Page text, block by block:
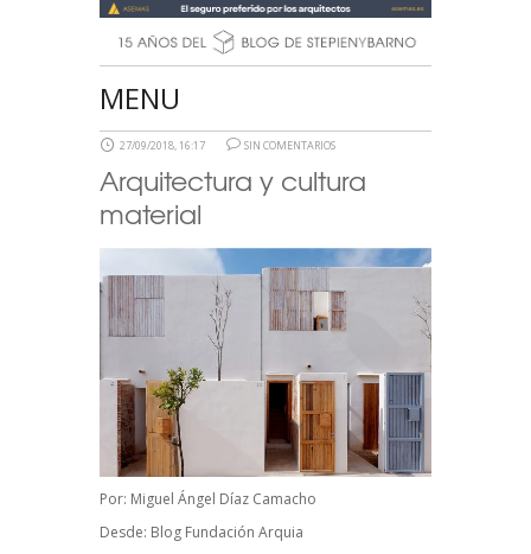
MENU
27/09/2018, 16:17 SIN COMENTARIOS
Arquitectura y cultura
material
Por: Miguel Ángel Díaz Camacho
Desde: Blog Fundación Arquia